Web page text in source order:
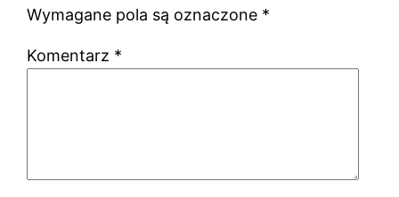
Wymagane pola są oznaczone *
Komentarz *